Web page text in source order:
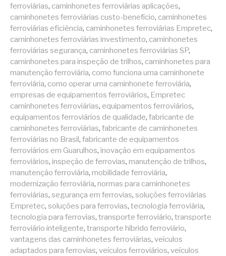
ferroviárias, caminhonetes ferroviárias aplicações,
caminhonetes ferroviárias custo-benefício, caminhonetes
ferroviárias eficiência, caminhonetes ferroviárias Empretec,
caminhonetes ferroviárias investimento, caminhonetes
ferroviárias segurança, caminhonetes ferroviárias SP,
caminhonetes para inspeção de trilhos, caminhonetes para
manutenção ferroviária, como funciona uma caminhonete
ferroviária, como operar uma caminhonete ferroviária,
empresas de equipamentos ferroviários, Empretec
caminhonetes ferroviárias, equipamentos ferroviários,
equipamentos ferroviários de qualidade, fabricante de
caminhonetes ferroviárias, fabricante de caminhonetes
ferroviárias no Brasil, fabricante de equipamentos
ferroviários em Guarulhos, inovação em equipamentos
ferroviários, inspeção de ferrovias, manutenção de trilhos,
manutenção ferroviária, mobilidade ferroviária,
modernização ferroviária, normas para caminhonetes
ferroviárias, segurança em ferrovias, soluções ferroviárias
Empretec, soluções para ferrovias, tecnologia ferroviária,
tecnologia para ferrovias, transporte ferroviário, transporte
ferroviário inteligente, transporte híbrido ferroviário,
vantagens das caminhonetes ferroviárias, veículos
adaptados para ferrovias, veículos ferroviários, veículos